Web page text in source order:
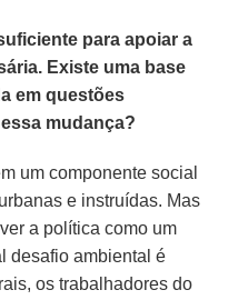
para apoiar a
Existe uma base
em questões
mudança?
um componente social
e instruídas. Mas
a política como um
desafio ambiental é
os trabalhadores do